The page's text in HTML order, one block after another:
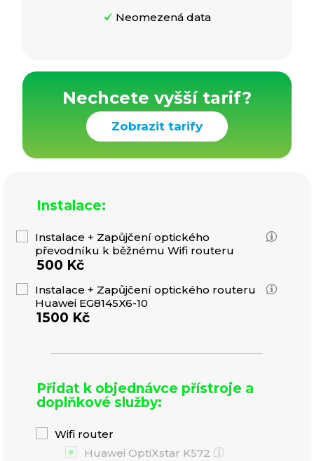
Neomezená data
Instalace:
Instalace + Zapůjčení optického
převodníku k běžnému Wifi routeru
500 Kč
Instalace + Zapůjčení optického routeru
Huawei EG8145X6-10
1500 Kč
Přidat k objednávce přístroje a
doplňkové služby:
Wifi router
Huawei OptiXstar K572
Nechcete vyšší tarif?
Zobrazit tarify